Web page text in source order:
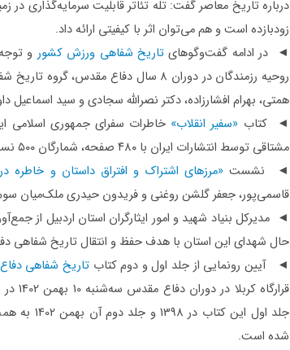
درباره تاریخ معاصر گفت: تله تئاتر قابلیت سرمایه‌گذاری در
زودبازده است و هم می‌توان اثر با کیفیتی ارائه داد.
◄ در ادامه گفت‌وگوهای تاریخ شفاهی ورزش کشور و
روحیه رزمندگان در دوران 8 سال دفاع
همتی، بهرام افشارزاده، دکتر نصرالله سجادی و سید
◄ کتاب «سفیر انقلاب» خاطرات سفرای جمهوری اسلامی
مشتاقی توسط انتشارات ایران با ۴۸۰ صفحه، شمارگان ۵۰۰ نسخه و قیمت ۲۰۰ هزار تومان منتشر شد.
◄ نشست «مرزهای اشتراک و افتراق داستان و خاطره
قاسمی‌پور، جعفر گلشن روغنی و فریدون حیدری ملک‌میان سوم بهمن ۱۴۰۲ در سرای کتاب
حال شهدای این استان با هدف حفظ و انتقال تاریخ
◄ آیین رونمایی از جلد اول و دوم کتابتاریخ شفاهی
جلد اول
شده است.